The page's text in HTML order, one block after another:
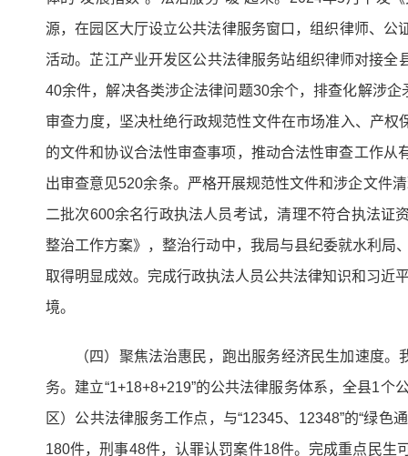
源，在园区大厅设立公共法律服务窗口，组织律师、公
活动。芷江产业开发区公共法律服务站组织律师对接
40余件，解决各类涉企法律问题30余个，排查化解涉
审查力度，坚决杜绝行政规范性文件在市场准入、产
的文件和协议合法性审查事项，推动合法性审查工作
出审查意见520余条。严格开展规范性文件和涉企文件
二批次600余名行政执法人员考试，清理不符合执法证
整治工作方案》，整治行动中，我局与县纪委就水利局
取得明显成效。完成行政执法人员公共法律知识和习近
境。
（四）聚焦法治惠民，跑出服务经济民生加速度
务。建立“1+18+8+219”的公共法律服务体系，全县1
区）公共法律服务工作点，与“12345、12348”的“绿
180件，刑事48件，认罪认罚案件18件。完成重点民生